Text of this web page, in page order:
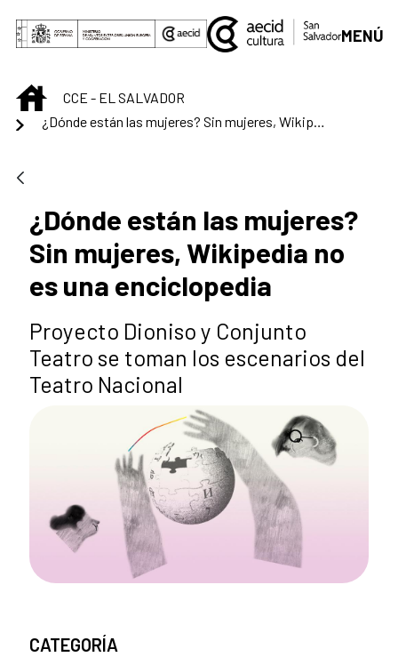
Saltar al contenido principal
MENÚ
INICIOCCE - EL SALVADOR
¿Dónde están las mujeres?
Sin mujeres, Wikipedia no
es una enciclopedia
Proyecto Dioniso y Conjunto
Teatro se toman los escenarios del
Teatro Nacional
CATEGORÍA